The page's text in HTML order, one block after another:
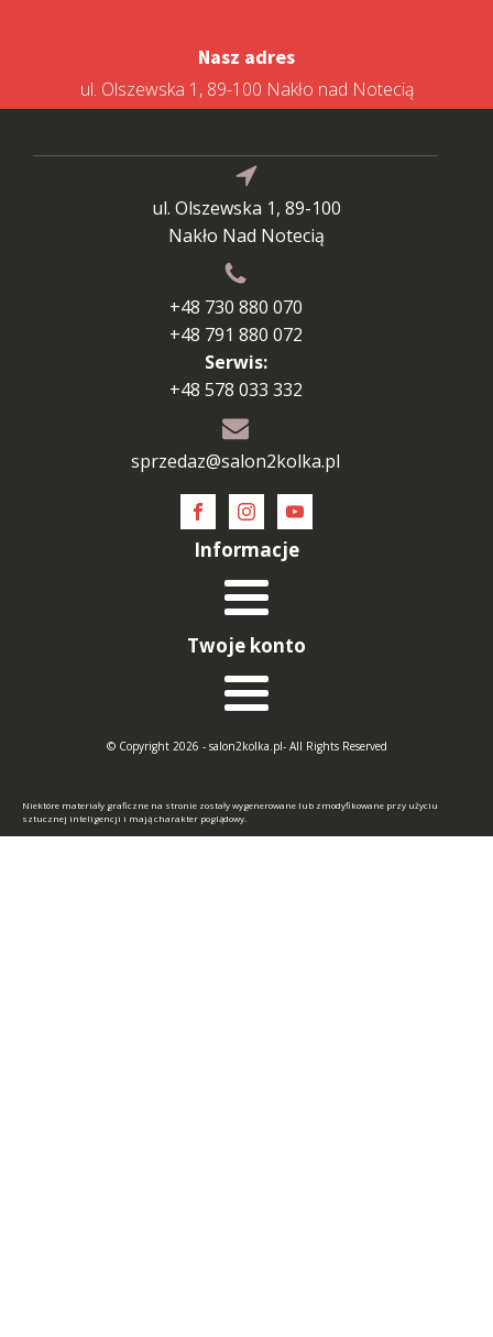
Nasz adres
ul. Olszewska 1, 89-100 Nakło nad Notecią
ul. Olszewska 1, 89-100
Nakło Nad Notecią
+48 730 880 070
+48 791 880 072
Serwis:
+48 578 033 332
sprzedaz@salon2kolka.pl
Informacje
Twoje konto
© Copyright 2026 - salon2kolka.pl- All Rights Reserved
Niektóre materiały graficzne na stronie zostały wygenerowane lub zmodyfikowane przy użyciu
sztucznej inteligencji i mają charakter poglądowy.